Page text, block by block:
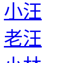
小汪
老汪